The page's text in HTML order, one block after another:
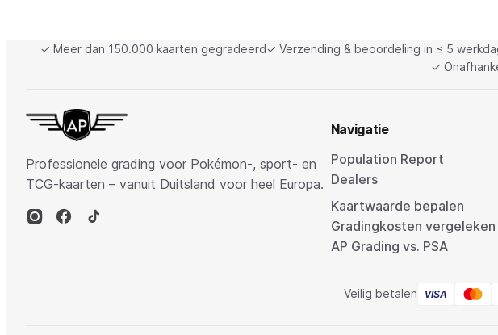
✓ Meer dan 150.000 kaarten gegradeerd✓ Verzending & beoordeling in ≤ 5
✓
Professionele grading voor Pokémon-, sport- en
TCG-kaarten – vanuit Duitsland voor heel Europa.
Navigatie
Population Report
Dealers
Kaartwaarde bepalen
Gradingkosten vergeleken
AP Grading vs. PSA
Veilig betalen VISA